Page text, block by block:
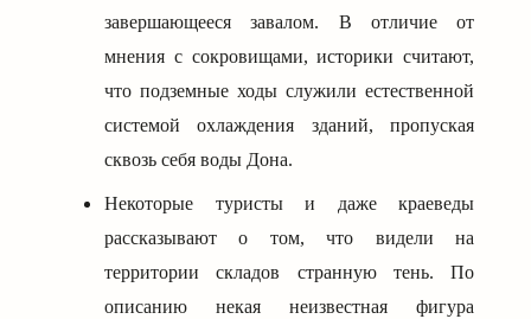
завершающееся завалом. В отличие от
мнения с сокровищами, историки считают,
что подземные ходы служили естественной
системой охлаждения зданий, пропуская
сквозь себя воды Дона.
Некоторые туристы и даже краеведы
рассказывают о том, что видели на
территории складов странную тень. По
описанию некая неизвестная фигура